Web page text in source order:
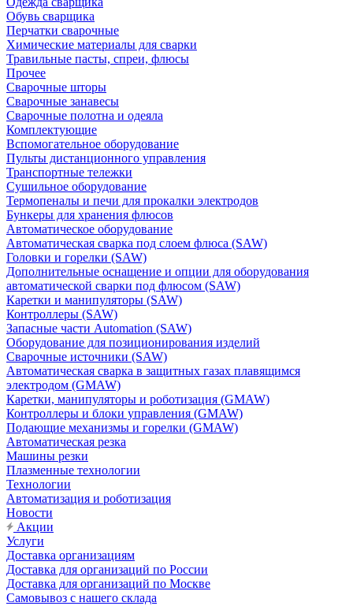
Обувь сварщика
Перчатки сварочные
Химические материалы для сварки
Травильные пасты, спреи, флюсы
Прочее
Сварочные шторы
Сварочные занавесы
Сварочные полотна и одеяла
Комплектующие
Вспомогательное оборудование
Пульты дистанционного управления
Транспортные тележки
Сушильное оборудование
Термопеналы и печи для прокалки электродов
Бункеры для хранения флюсов
Автоматическое оборудование
Автоматическая сварка под слоем флюса (SAW)
Головки и горелки (SAW)
Дополнительные оснащение и опции для оборудования
автоматической сварки под флюсом (SAW)
Каретки и манипуляторы (SAW)
Контроллеры (SAW)
Запасные части Automation (SAW)
Оборудование для позиционирования изделий
Сварочные источники (SAW)
Автоматическая сварка в защитных газах плавящимся
электродом (GMAW)
Каретки, манипуляторы и роботизация (GMAW)
Контроллеры и блоки управления (GMAW)
Подающие механизмы и горелки (GMAW)
Автоматическая резка
Машины резки
Плазменные технологии
Технологии
Автоматизация и роботизация
Новости
Акции
Услуги
Доставка организациям
Доставка для организаций по России
Доставка для организаций по Москве
Самовывоз с нашего склада